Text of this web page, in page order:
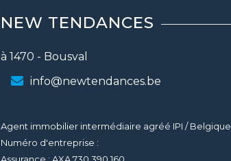
NEW TENDANCES
à 1470 - Bousval
info@newtendances.be
Agent immobilier intermédiaire agréé IPI / Belgique
Numéro d'entreprise :